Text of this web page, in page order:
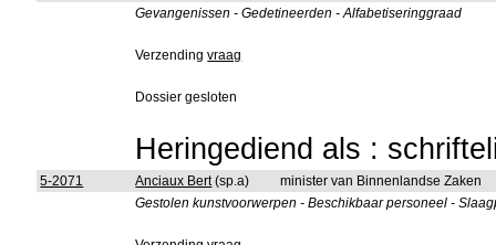
Gevangenissen - Gedetineerden - Alfabetiseringgraad
Verzendingvraag
Dossier gesloten
Heringediend als :
5-2071 Anciaux Bert(sp.a)
minister van Binnenlandse Zaken
Gestolen kunstvoorwerpen - Beschikbaar personeel -